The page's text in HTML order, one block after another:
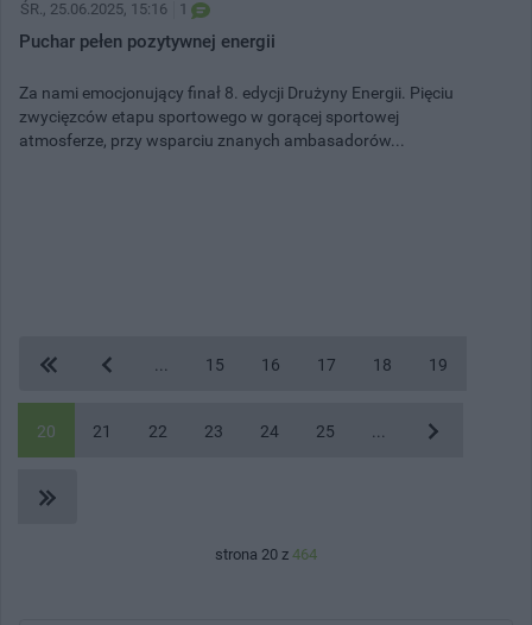
ŚR. , 25.06.2025, 15:16 1
Puchar pełen pozytywnej energii
Za nami emocjonujący finał 8. edycji Drużyny Energii. Pięciu
zwycięzców etapu sportowego w gorącej sportowej
atmosferze, przy wsparciu znanych ambasadorów...
15 16 17 18 19
20 21 22 23 24 25
strona 20 z 464